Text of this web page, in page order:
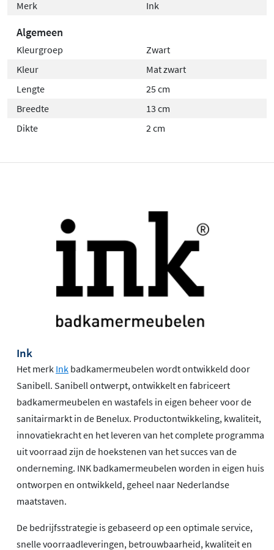
Merk
Ink
Algemeen
Kleurgroep
Zwart
Kleur
Mat zwart
Lengte
25 cm
Breedte
13 cm
Dikte
2 cm
Ink
Het merk Ink badkamermeubelen wordt ontwikkeld door
Sanibell. Sanibell ontwerpt, ontwikkelt en fabriceert
badkamermeubelen en wastafels in eigen beheer voor de
sanitairmarkt in de Benelux. Productontwikkeling, kwaliteit,
innovatiekracht en het leveren van het complete programma
uit voorraad zijn de hoekstenen van het succes van de
onderneming. INK badkamermeubelen worden in eigen huis
ontworpen en ontwikkeld, geheel naar Nederlandse
maatstaven.
De bedrijfsstrategie is gebaseerd op een optimale service,
snelle voorraadleveringen, betrouwbaarheid, kwaliteit en